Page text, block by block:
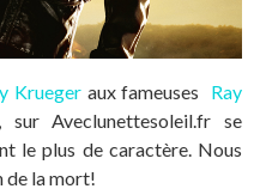
Kruegeraux fameuses Ray
Aveclunettesoleil.fr se
le plus de caractère. Nous
de la mort!